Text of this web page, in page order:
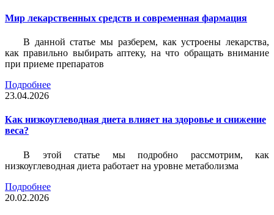
Мир лекарственных средств и современная фармация
В данной статье мы разберем, как устроены лекарства,
как правильно выбирать аптеку, на что обращать внимание
при приеме препаратов
Подробнее
23.04.2026
Как низкоуглеводная диета влияет на здоровье и снижение
веса?
В этой статье мы подробно рассмотрим, как
низкоуглеводная диета работает на уровне метаболизма
Подробнее
20.02.2026